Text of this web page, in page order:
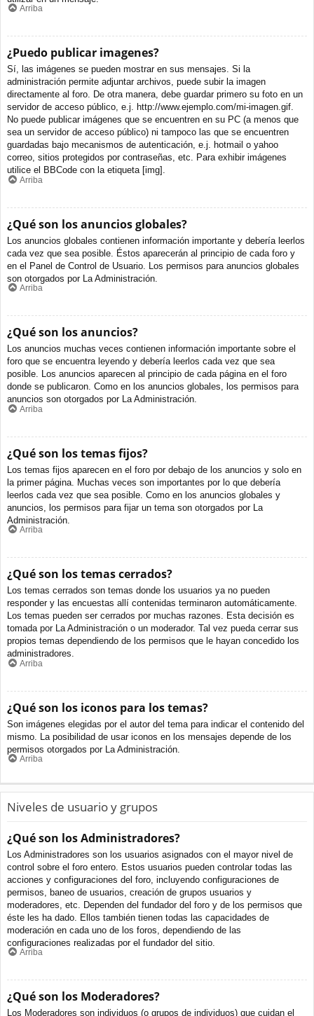
Arriba
¿Puedo publicar imagenes?
Sí, las imágenes se pueden mostrar en sus mensajes. Si la
administración permite adjuntar archivos, puede subir la imagen
directamente al foro. De otra manera, debe guardar primero su foto en un
servidor de acceso público, e.j. http://www.ejemplo.com/mi-imagen.gif.
No puede publicar imágenes que se encuentren en su PC (a menos que
sea un servidor de acceso público) ni tampoco las que se encuentren
guardadas bajo mecanismos de autenticación, e.j. hotmail o yahoo
correo, sitios protegidos por contraseñas, etc. Para exhibir imágenes
utilice el BBCode con la etiqueta [img].
Arriba
¿Qué son los anuncios globales?
Los anuncios globales contienen información importante y debería leerlos
cada vez que sea posible. Éstos aparecerán al principio de cada foro y
en el Panel de Control de Usuario. Los permisos para anuncios globales
son otorgados por La Administración.
Arriba
¿Qué son los anuncios?
Los anuncios muchas veces contienen información importante sobre el
foro que se encuentra leyendo y debería leerlos cada vez que sea
posible. Los anuncios aparecen al principio de cada página en el foro
donde se publicaron. Como en los anuncios globales, los permisos para
anuncios son otorgados por La Administración.
Arriba
¿Qué son los temas fijos?
Los temas fijos aparecen en el foro por debajo de los anuncios y solo en
la primer página. Muchas veces son importantes por lo que debería
leerlos cada vez que sea posible. Como en los anuncios globales y
anuncios, los permisos para fijar un tema son otorgados por La
Administración.
Arriba
¿Qué son los temas cerrados?
Los temas cerrados son temas donde los usuarios ya no pueden
responder y las encuestas allí contenidas terminaron automáticamente.
Los temas pueden ser cerrados por muchas razones. Esta decisión es
tomada por La Administración o un moderador. Tal vez pueda cerrar sus
propios temas dependiendo de los permisos que le hayan concedido los
administradores.
Arriba
¿Qué son los iconos para los temas?
Son imágenes elegidas por el autor del tema para indicar el contenido del
mismo. La posibilidad de usar iconos en los mensajes depende de los
permisos otorgados por La Administración.
Arriba
Niveles de usuario y grupos
¿Qué son los Administradores?
Los Administradores son los usuarios asignados con el mayor nivel de
control sobre el foro entero. Estos usuarios pueden controlar todas las
acciones y configuraciones del foro, incluyendo configuraciones de
permisos, baneo de usuarios, creación de grupos usuarios y
moderadores, etc. Dependen del fundador del foro y de los permisos que
éste les ha dado. Ellos también tienen todas las capacidades de
moderación en cada uno de los foros, dependiendo de las
configuraciones realizadas por el fundador del sitio.
Arriba
¿Qué son los Moderadores?
Los Moderadores son individuos (o grupos de individuos) que cuidan el